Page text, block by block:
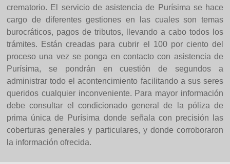
crematorio. El servicio de asistencia de Purísima se hace
cargo de diferentes gestiones en las cuales son temas
burocráticos, pagos de tributos, llevando a cabo todos los
trámites. Están creadas para cubrir el 100 por ciento del
proceso una vez se ponga en contacto con asistencia de
Purísima, se pondrán en cuestión de segundos a
administrar todo el acontencimiento facilitando a sus seres
queridos cualquier inconveniente. Para mayor información
debe consultar el condicionado general de la póliza de
prima única de Purísima donde señala con precisión las
coberturas generales y particulares, y donde corroboraron
la información ofrecida.